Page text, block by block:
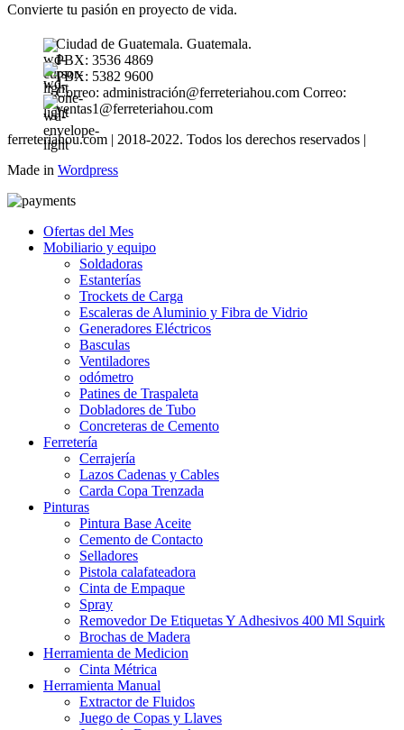
Convierte tu pasión en proyecto de vida.
Ciudad de Guatemala. Guatemala.
PBX: 3536 4869
PBX: 5382 9600
Correo: administración@ferreteriahou.com Correo:
ventas1@ferreteriahou.com
ferreteriahou.com | 2018-2022. Todos los derechos reservados |
Made in Wordpress
Ofertas del Mes
Mobiliario y equipo
Soldadoras
Estanterías
Trockets de Carga
Escaleras de Aluminio y Fibra de Vidrio
Generadores Eléctricos
Basculas
Ventiladores
odómetro
Patines de Traspaleta
Dobladores de Tubo
Concreteras de Cemento
Ferretería
Cerrajería
Lazos Cadenas y Cables
Carda Copa Trenzada
Pinturas
Pintura Base Aceite
Cemento de Contacto
Selladores
Pistola calafateadora
Cinta de Empaque
Spray
Removedor De Etiquetas Y Adhesivos 400 Ml Squirk
Brochas de Madera
Herramienta de Medicion
Cinta Métrica
Herramienta Manual
Extractor de Fluidos
Juego de Copas y Llaves